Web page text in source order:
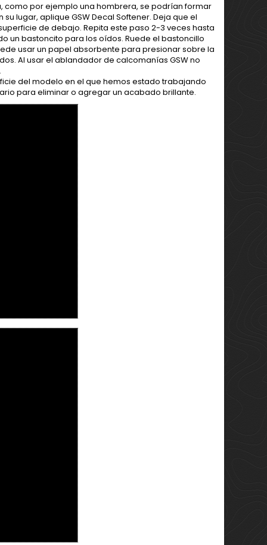
como por ejemplo una hombrera, se podrían formar
lugar, aplique GSW Decal Softener. Deja que el
de debajo. Repita este paso 2-3 veces hasta
un bastoncito para los oídos. Ruede el bastoncillo
usar un papel absorbente para presionar sobre la
Al usar el ablandador de calcomanías GSW no
del modelo en el que hemos estado trabajando
para eliminar o agregar un acabado brillante.